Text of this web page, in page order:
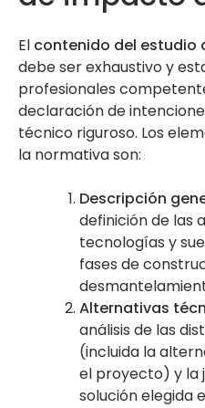
El contenido del estudio
debe ser exhaustivo y
profesionales
declaración de
técnico riguroso. Los
la normativa son:
Descripción
definición de las
tecnologías y
fases de
Alternativas
análisis de las
(incluida la
el proyecto) y la
solución elegida